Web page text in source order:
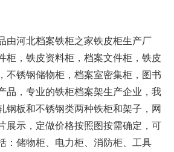
由河北档案铁柜之家铁皮柜生产厂
柜，铁皮资料柜，档案文件柜，铁皮
不锈钢储物柜，档案室密集柜，图书
品，专业的铁柜档案架生产企业，我
钢板和不锈钢类两种铁柜和架子，网
展示，定做价格按照图按需确定，可
：储物柜、电力柜、消防柜、工具